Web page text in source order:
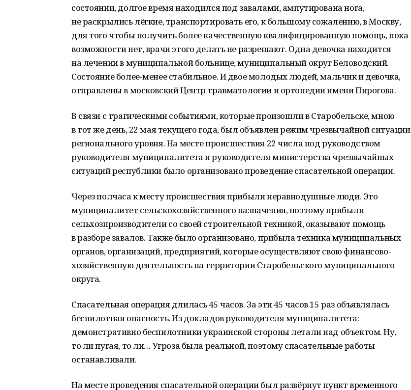
состоянии, долгое время находился под завалами, ампутирована нога,
не раскрылись лёгкие, транспортировать его, к большому сожалению, в Москву,
для того чтобы получить более качественную квалифицированную помощь, пока
возможности нет, врачи этого делать не разрешают. Одна девочка находится
на лечении в муниципальной больнице, муниципальный округ Беловодский.
Состояние более-менее стабильное. И двое молодых людей, мальчик и девочка,
отправлены в московский Центр травматологии и ортопедии имени Пирогова.
В связи с трагическими событиями, которые произошли в Старобельске, мною
в тот же день, 22 мая текущего года, был объявлен режим чрезвычайной ситуации
регионального уровня. На месте происшествия 22 числа под руководством
руководителя муниципалитета и руководителя министерства чрезвычайных
ситуаций республики было организовано проведение спасательной операции.
Через полчаса к месту происшествия прибыли неравнодушные люди. Это
муниципалитет сельскохозяйственного назначения, поэтому прибыли
сельхозпроизводители со своей строительной техникой, оказывают помощь
в разборе завалов. Также было организовано, прибыла техника муниципальных
органов, организаций, предприятий, которые осуществляют свою финансово-
хозяйственную деятельность на территории Старобельского муниципального
округа.
Спасательная операция длилась 45 часов. За эти 45 часов 15 раз объявлялась
беспилотная опасность. Из докладов руководителя муниципалитета:
демонстративно беспилотники украинской стороны летали над объектом. Ну,
то ли пугая, то ли… Угроза была реальной, поэтому спасательные работы
останавливали.
На месте проведения спасательной операции был развёрнут пункт временного